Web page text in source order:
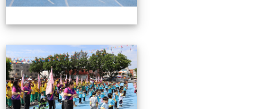
0503運動會花絮-2